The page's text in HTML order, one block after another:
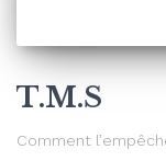
T.M.S
Comment